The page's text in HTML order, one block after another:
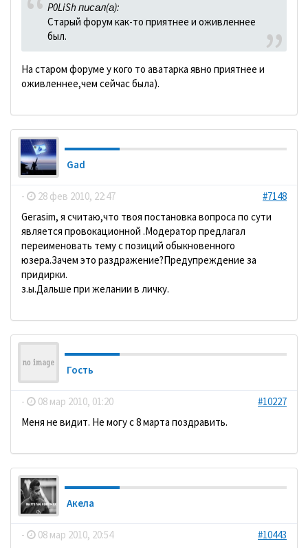
P0LiSh писал(а):
Старый форум как-то приятнее и оживленнее
был.
На старом форуме у кого то аватарка явно приятнее и
оживленнее,чем сейчас была).
Gad
- 28 фев 2010, 22:47
#7148
Gerasim, я считаю,что твоя постановка вопроса по сути
является провокационной .Модератор предлагал
переименовать тему с позиций обыкновенного
юзера.Зачем это раздражение?Предупреждение за
придирки.
з.ы.Дальше при желании в личку.
Гость
- 08 мар 2010, 01:20
#10227
Меня не видит. Не могу с 8 марта поздравить.
Акела
- 08 мар 2010, 20:54
#10443